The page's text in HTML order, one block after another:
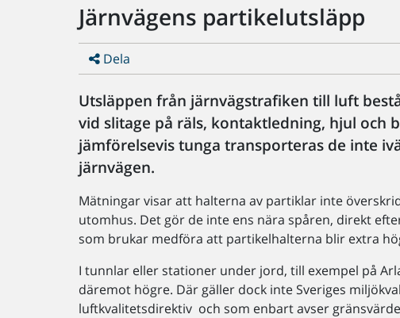
Järnvägens partikelutsläpp
Dela
Utsläppen från järnvägstrafiken till luft
vid slitage på räls, kontaktledning, hjul och
jämförelsevis tunga transporteras de inte
järnvägen.
Mätningar visar att halterna av partiklar inte
utomhus. Det gör de inte ens nära spåren, direkt
som brukar medföra att partikelhalterna blir extra
I tunnlar eller stationer under jord, till exempel på
däremot högre. Där gäller dock inte Sveriges
luftkvalitetsdirektiv och som enbart avser